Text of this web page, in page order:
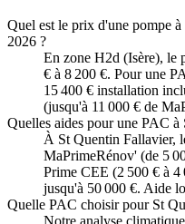
Quel est le prix d'une pompe
2026 ?
En zone H2d (Isère),
€ à 8 200 €. Pour une
15 400 € installation
(jusqu'à 11 000 € de
Quelles aides pour une PAC
À St Quentin Fallavier,
MaPrimeRénov' (de 5
Prime CEE (2 500 € à
jusqu'à 50 000 €. Aide
Quelle PAC choisir pour St